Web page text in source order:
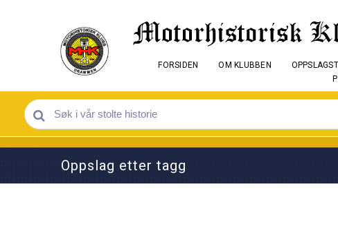
FORSIDEN OM KLUBBEN
Oppslag etter tagg